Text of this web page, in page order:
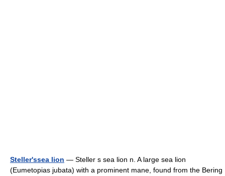
Steller'ssea lion — Steller s sea lion n. A large sea lion
(Eumetopias jubata) with a prominent mane, found from the Bering